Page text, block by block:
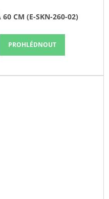
60 CM (E-SKN-260-02)
PROHLÉDNOUT